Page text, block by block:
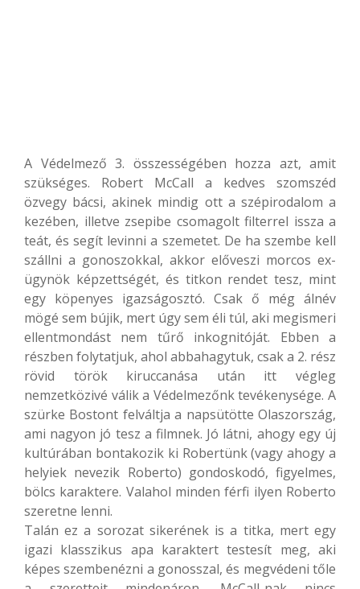
A Védelmező 3. összességében hozza azt, amit
szükséges. Robert McCall a kedves szomszéd
özvegy bácsi, akinek mindig ott a szépirodalom a
kezében, illetve zsepibe csomagolt filterrel issza a
teát, és segít levinni a szemetet. De ha szembe kell
szállni a gonoszokkal, akkor előveszi morcos ex-
ügynök képzettségét, és titkon rendet tesz, mint
egy köpenyes igazságosztó. Csak ő még álnév
mögé sem bújik, mert úgy sem éli túl, aki megismeri
ellentmondást nem tűrő inkognitóját. Ebben a
részben folytatjuk, ahol abbahagytuk, csak a 2. rész
rövid török kiruccanása után itt végleg
nemzetközivé válik a Védelmezőnk tevékenysége. A
szürke Bostont felváltja a napsütötte Olaszország,
ami nagyon jó tesz a filmnek. Jó látni, ahogy egy új
kultúrában bontakozik ki Robertünk (vagy ahogy a
helyiek nevezik Roberto) gondoskodó, figyelmes,
bölcs karaktere. Valahol minden férfi ilyen Roberto
szeretne lenni.
Talán ez a sorozat sikerének is a titka, mert egy
igazi klasszikus apa karaktert testesít meg, aki
képes szembenézni a gonosszal, és megvédeni tőle